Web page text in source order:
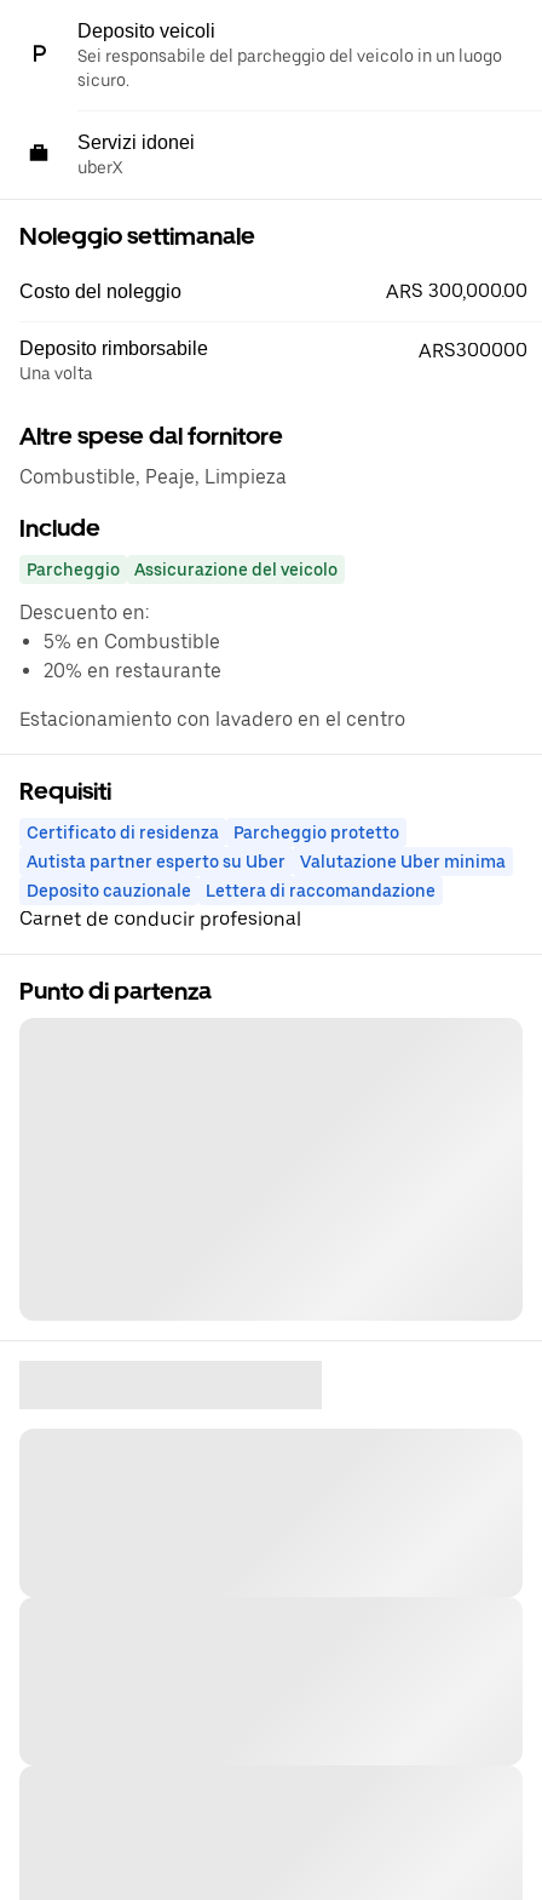
Deposito veicoli
Sei responsabile del parcheggio del veicolo in un luogo
sicuro.
Servizi idonei
uberX
Noleggio settimanale
Costo del noleggio ARS 300,000.00
Deposito rimborsabile
Una volta
ARS300000
Altre spese dal fornitore
Combustible, Peaje, Limpieza
Include
Parcheggio Assicurazione del veicolo
Descuento en:
5% en Combustible
20% en restaurante
Estacionamiento con lavadero en el centro
Requisiti
Certificato di residenza
Parcheggio protetto
Autista partner esperto su Uber
Valutazione Uber minima
Deposito cauzionale
Lettera di raccomandazione
Carnet de conducir profesional
Punto di partenza